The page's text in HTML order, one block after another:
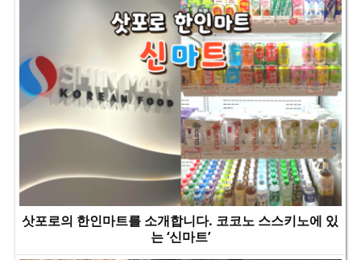
삿포로의 한인마트를 소개합니다. 코코노 스스키노에 있
는 ‘신마트’